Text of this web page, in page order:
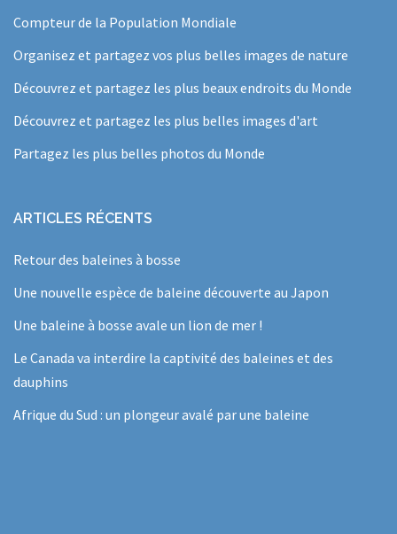
Compteur de la Population Mondiale
Organisez et partagez vos plus belles images de nature
Découvrez et partagez les plus beaux endroits du Monde
Découvrez et partagez les plus belles images d'art
Partagez les plus belles photos du Monde
ARTICLES RÉCENTS
Retour des baleines à bosse
Une nouvelle espèce de baleine découverte au Japon
Une baleine à bosse avale un lion de mer !
Le Canada va interdire la captivité des baleines et des
dauphins
Afrique du Sud : un plongeur avalé par une baleine